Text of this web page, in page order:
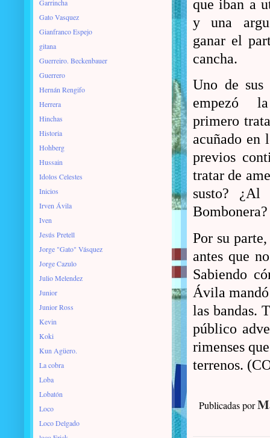
que iban a
y una
ganar el
cancha.
Uno de sus
empezó
primero
acuñado en
previos
tratar de
susto? ¿Al
Bombonera?
Por su
antes que
Sabiendo
Ávila
las bandas.
público
rimenses
terrenos.
Publicadas por
Garrincha
Gato Vasquez
Gianfranco Espejo
gitana
Guerreiro. Beckenbauer
Guerrero
Hernán Rengifo
Herrera
Hinchas
Historia
Hohberg
Hussain
Idolos Celestes
Inicios
Irven Ávila
Iven
Jesús Pretell
Jorge "Gato" Vásquez
Jorge Cazulo
Julio Melendez
Junior
Junior Ross
Kevin
Koki
Kun Agüero.
La cobra
Loba
Lobatón
Loco
Loco Delgado